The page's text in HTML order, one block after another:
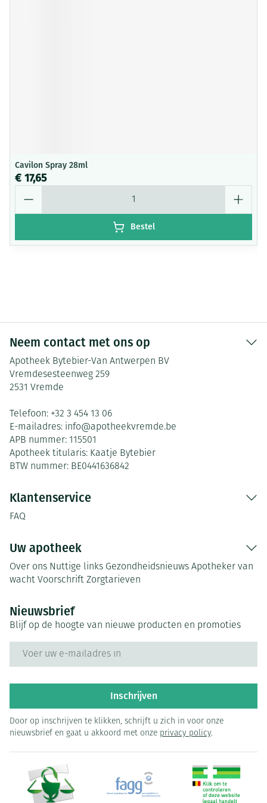
Cavilon Spray 28ml
€ 17,65
Bestel
Neem contact met ons op
Apotheek Bytebier-Van Antwerpen BV
Vremdesesteenweg 259
2531 Vremde
Telefoon: +32 3 454 13 06
E-mailadres: info@apotheekvremde.be
APB nummer: 115501
Apotheek titularis: Kaatje Bytebier
BTW nummer: BE0441636842
Klantenservice
FAQ
Uw apotheek
Over ons Nuttige links Gezondheidsnieuws Apotheker van
wacht Voorschrift Zorgtarieven
Nieuwsbrief
Blijf op de hoogte van nieuwe producten en promoties
Inschrijven
Door op inschrijven te klikken, schrijft u zich in voor onze
nieuwsbrief en gaat u akkoord met onze privacy policy.